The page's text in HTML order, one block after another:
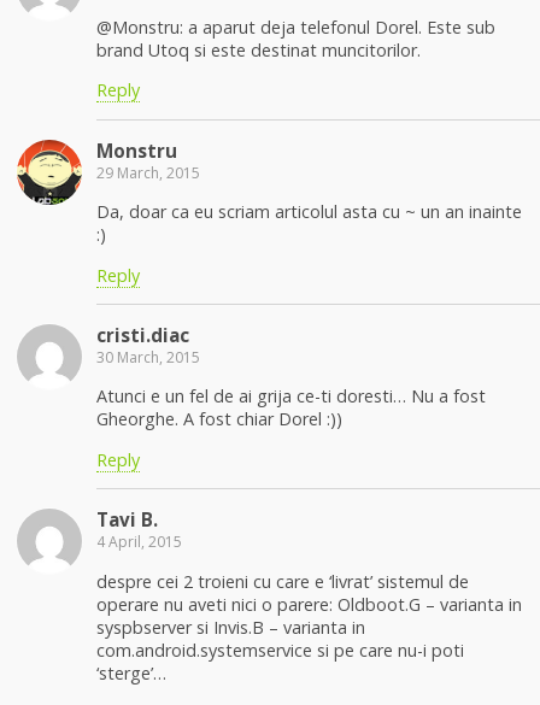
@Monstru: a aparut deja telefonul Dorel. Este sub
brand Utoq si este destinat muncitorilor.
Reply
Monstru
29 March, 2015
Da, doar ca eu scriam articolul asta cu ~ un an inainte
:)
Reply
cristi.diac
30 March, 2015
Atunci e un fel de ai grija ce-ti doresti… Nu a fost
Gheorghe. A fost chiar Dorel :))
Reply
Tavi B.
4 April, 2015
despre cei 2 troieni cu care e ‘livrat’ sistemul de
operare nu aveti nici o parere: Oldboot.G – varianta in
syspbserver si Invis.B – varianta in
com.android.systemservice si pe care nu-i poti
‘sterge’…